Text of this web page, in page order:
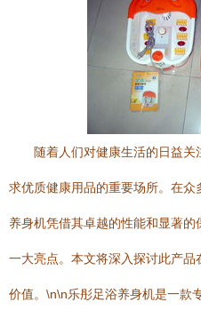
随着人们对健康生活的日益
求优质健康用品的重要场所。在
养身机凭借其卓越的性能和显著
一大亮点。本文将深入探讨此产
价值。\n\n乐彤足浴养身机是一款